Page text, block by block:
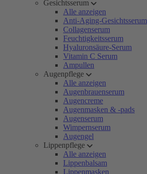
Gesichtsserum
Alle anzeigen
Anti-Aging-Gesichtsserum
Collagenserum
Feuchtigkeitsserum
Hyaluronsäure-Serum
Vitamin C Serum
Ampullen
Augenpflege
Alle anzeigen
Augenbrauenserum
Augencreme
Augenmasken & -pads
Augenserum
Wimpernserum
Augengel
Lippenpflege
Alle anzeigen
Lippenbalsam
Lippenmasken